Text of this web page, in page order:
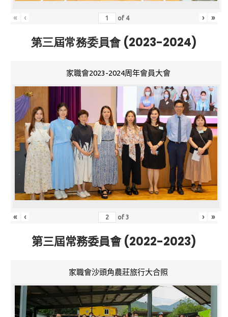
« ‹ of 4 › »
第三屆常務委員會 (2023-2024)
家職會2023-2024周年會員大會
« ‹ of3 › »
第三屆常務委員會 (2022-2023)
家職會沙頭角農莊旅行大合照